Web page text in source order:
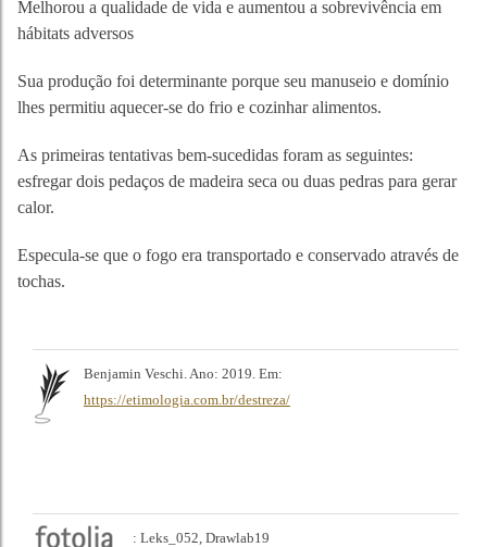
Melhorou a qualidade de vida e aumentou a sobrevivência em
hábitats adversos
Sua produção foi determinante porque seu manuseio e domínio
lhes permitiu aquecer-se do frio e cozinhar alimentos.
As primeiras tentativas bem-sucedidas foram as seguintes:
esfregar dois pedaços de madeira seca ou duas pedras para gerar
calor.
Especula-se que o fogo era transportado e conservado através de
tochas.
Benjamin Veschi. Ano: 2019. Em:
https://etimologia.com.br/destreza/
: Leks_052, Drawlab19